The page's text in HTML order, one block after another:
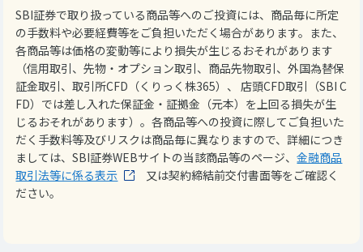
SBI証券で取り扱っている商品等へのご投資には、商品毎に所定
の手数料や必要経費等をご負担いただく場合があります。また、
各商品等は価格の変動等により損失が生じるおそれがあります
（信用取引、先物・オプション取引、商品先物取引、外国為替保
証金取引、取引所CFD（くりっく株365）、 店頭CFD取引（SBI C
FD）では差し入れた保証金・証拠金（元本）を上回る損失が生
じるおそれがあります）。各商品等への投資に際してご負担いた
だく手数料等及びリスクは商品毎に異なりますので、詳細につき
ましては、SBI証券WEBサイトの当該商品等のページ、金融商品
取引法等に係る表示
又は契約締結前交付書面等をご確認く
ださい。